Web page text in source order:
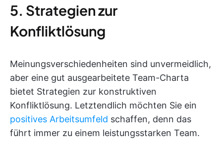
5. Strategien zur
Konfliktlösung
Meinungsverschiedenheiten sind unvermeidlich,
aber eine gut ausgearbeitete Team-Charta
bietet Strategien zur konstruktiven
Konfliktlösung. Letztendlich möchten Sie ein
positives Arbeitsumfeld schaffen, denn das
führt immer zu einem leistungsstarken Team.